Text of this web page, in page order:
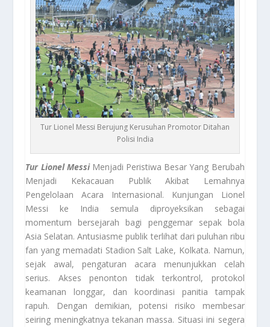
Tur Lionel Messi Berujung Kerusuhan Promotor Ditahan
Polisi India
Tur Lionel Messi Menjadi Peristiwa Besar Yang Berubah
Menjadi Kekacauan Publik Akibat Lemahnya
Pengelolaan Acara Internasional. Kunjungan Lionel
Messi ke India semula diproyeksikan sebagai
momentum bersejarah bagi penggemar sepak bola
Asia Selatan. Antusiasme publik terlihat dari puluhan ribu
fan yang memadati Stadion Salt Lake, Kolkata. Namun,
sejak awal, pengaturan acara menunjukkan celah
serius. Akses penonton tidak terkontrol, protokol
keamanan longgar, dan koordinasi panitia tampak
rapuh. Dengan demikian, potensi risiko membesar
seiring meningkatnya tekanan massa. Situasi ini segera